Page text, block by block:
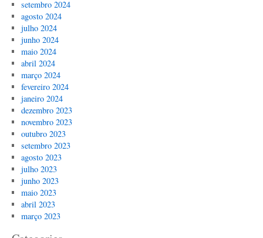
setembro 2024
agosto 2024
julho 2024
junho 2024
maio 2024
abril 2024
março 2024
fevereiro 2024
janeiro 2024
dezembro 2023
novembro 2023
outubro 2023
setembro 2023
agosto 2023
julho 2023
junho 2023
maio 2023
abril 2023
março 2023